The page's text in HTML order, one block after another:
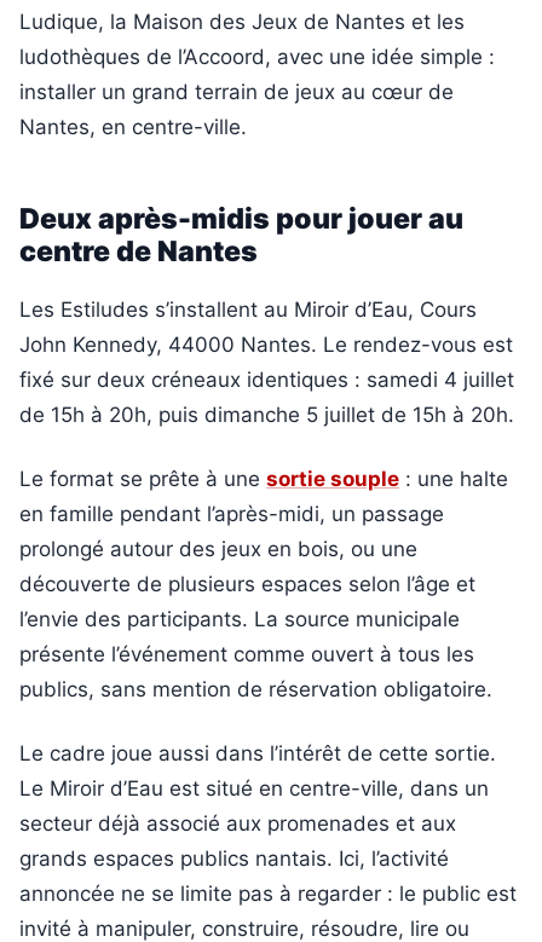
Ludique, la Maison des Jeux de Nantes et les
ludothèques de l’Accoord, avec une idée simple :
installer un grand terrain de jeux au cœur de
Nantes, en centre-ville.
Deux après-midis pour jouer au
centre de Nantes
Les Estiludes s’installent au Miroir d’Eau, Cours
John Kennedy, 44000 Nantes. Le rendez-vous est
fixé sur deux créneaux identiques : samedi 4 juillet
de 15h à 20h, puis dimanche 5 juillet de 15h à 20h.
Le format se prête à une sortie souple : une halte
en famille pendant l’après-midi, un passage
prolongé autour des jeux en bois, ou une
découverte de plusieurs espaces selon l’âge et
l’envie des participants. La source municipale
présente l’événement comme ouvert à tous les
publics, sans mention de réservation obligatoire.
Le cadre joue aussi dans l’intérêt de cette sortie.
Le Miroir d’Eau est situé en centre-ville, dans un
secteur déjà associé aux promenades et aux
grands espaces publics nantais. Ici, l’activité
annoncée ne se limite pas à regarder : le public est
invité à manipuler, construire, résoudre, lire ou